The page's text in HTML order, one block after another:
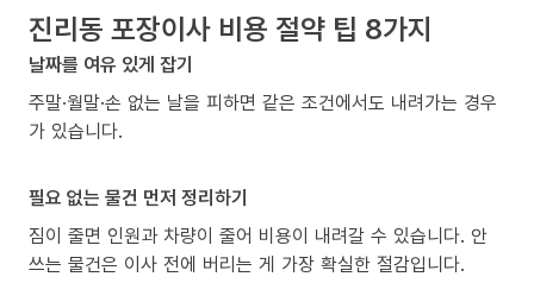
진리동 포장이사 비용 절약 팁 8가지
날짜를 여유 있게 잡기
주말·월말·손 없는 날을 피하면 같은 조건에서도 내려가는 경우
가 있습니다.
필요 없는 물건 먼저 정리하기
짐이 줄면 인원과 차량이 줄어 비용이 내려갈 수 있습니다. 안
쓰는 물건은 이사 전에 버리는 게 가장 확실한 절감입니다.